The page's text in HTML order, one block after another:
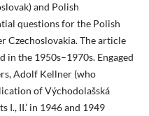
and Polish
questions for the Polish
The article
in the 1950s–1970s. Engaged
Adolf Kellner (who
of Východolašská
I., II.’ in 1946 and 1949